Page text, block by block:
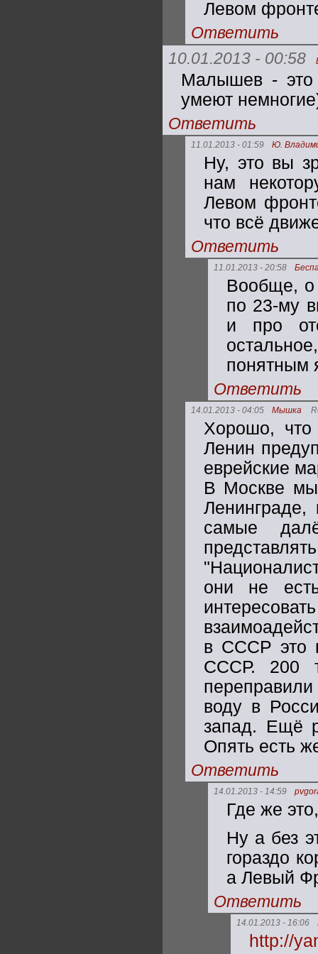
Левом
Ответить
10.01.2013 - 00:58
Малышев - это
умеют
Ответить
11.01.2013 - 01:59 Ю.
Ну, это вы
нам
Левом
что всё
Ответить
11.01.2013 - 20:58
Вообще, о
по 23-му
и про
понятным
Ответить
14.01.2013 - 04:05 Мышка
Хорошо, что
Ленин
еврейские
В Москве
самые
они не
в СССР это
СССР. 200
воду в
запад. Ещё
Опять есть
Ответить
14.01.2013 - 14:59
Где же
Ну а без
гораздо
а Левый
Ответить
14.01.2013 - 16:06
http://